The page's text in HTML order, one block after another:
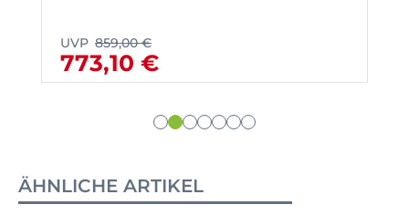
UVP 859,00 €
773,10 €
ÄHNLICHE ARTIKEL